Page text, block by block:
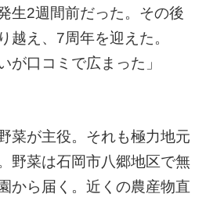
生2週間前だった。その後
越え、7周年を迎えた。
が口コミで広まった」
菜が主役。それも極力地元
野菜は石岡市八郷地区で無
から届く。近くの農産物直